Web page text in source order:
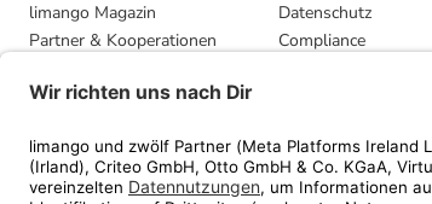
limango Magazin
Partner & Kooperationen
Presse
Datenschutz
Compliance